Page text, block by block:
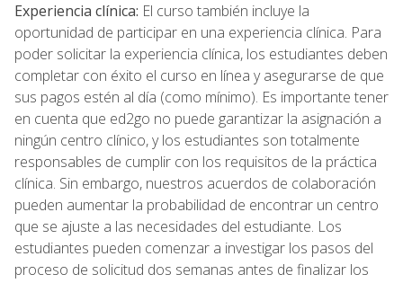
Experiencia clínica: El curso también incluye la
oportunidad de participar en una experiencia clínica. Para
poder solicitar la experiencia clínica, los estudiantes deben
completar con éxito el curso en línea y asegurarse de que
sus pagos estén al día (como mínimo). Es importante tener
en cuenta que ed2go no puede garantizar la asignación a
ningún centro clínico, y los estudiantes son totalmente
responsables de cumplir con los requisitos de la práctica
clínica. Sin embargo, nuestros acuerdos de colaboración
pueden aumentar la probabilidad de encontrar un centro
que se ajuste a las necesidades del estudiante. Los
estudiantes pueden comenzar a investigar los pasos del
proceso de solicitud dos semanas antes de finalizar los